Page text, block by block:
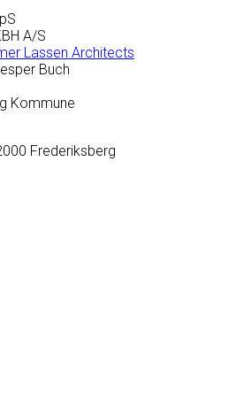
A/S
Lassen Architects
Buch
Kommune
Frederiksberg